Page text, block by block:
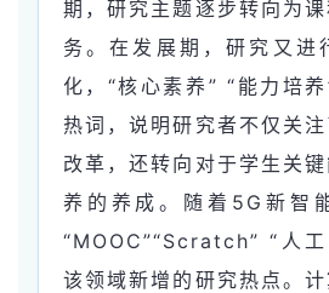
期，研究主题逐步转向为
务。在发展期，研究又进
化，“核心素养” “能力培
热词，说明研究者不仅关
改革，还转向对于学生关
养的养成。随着5G新智
“MOOC”“Scratch” “人
该领域新增的研究热点。